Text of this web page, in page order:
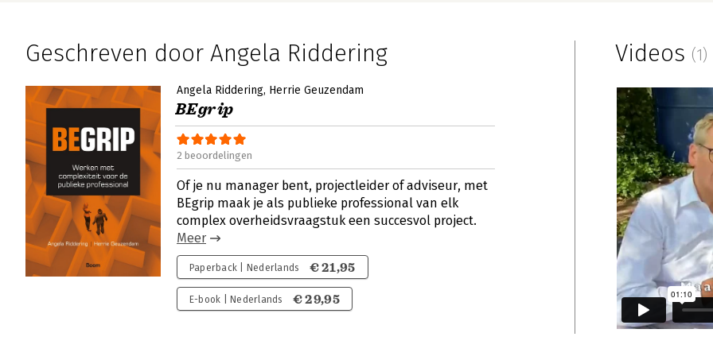
Geschreven door Angela Riddering
Angela Riddering Herrie Geuzendam
BEgrip
2 beoordelingen
Of je nu manager bent, projectleider of adviseur, met
BEgrip maak je als publieke professional van elk
complex overheidsvraagstuk een succesvol project.
Meer
Paperback | Nederlands € 21,95
E-book | Nederlands € 29,95
Videos (1)